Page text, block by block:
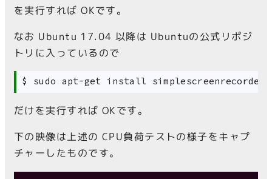
を実行すれば OKです。
なお Ubuntu 17.04 以降は Ubuntuの公式リポジ
トリに入っているので
だけを実行すれば OKです。
下の映像は上述の CPU負荷テストの様子をキャプ
チャーしたものです。